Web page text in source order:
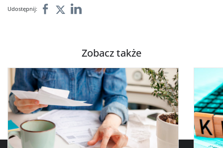
Udostępnij:
Zobacz także